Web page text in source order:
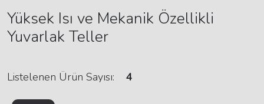
Yüksek Isı ve Mekanik Özellikli
Yuvarlak Teller
Listelenen Ürün Sayısı: 4